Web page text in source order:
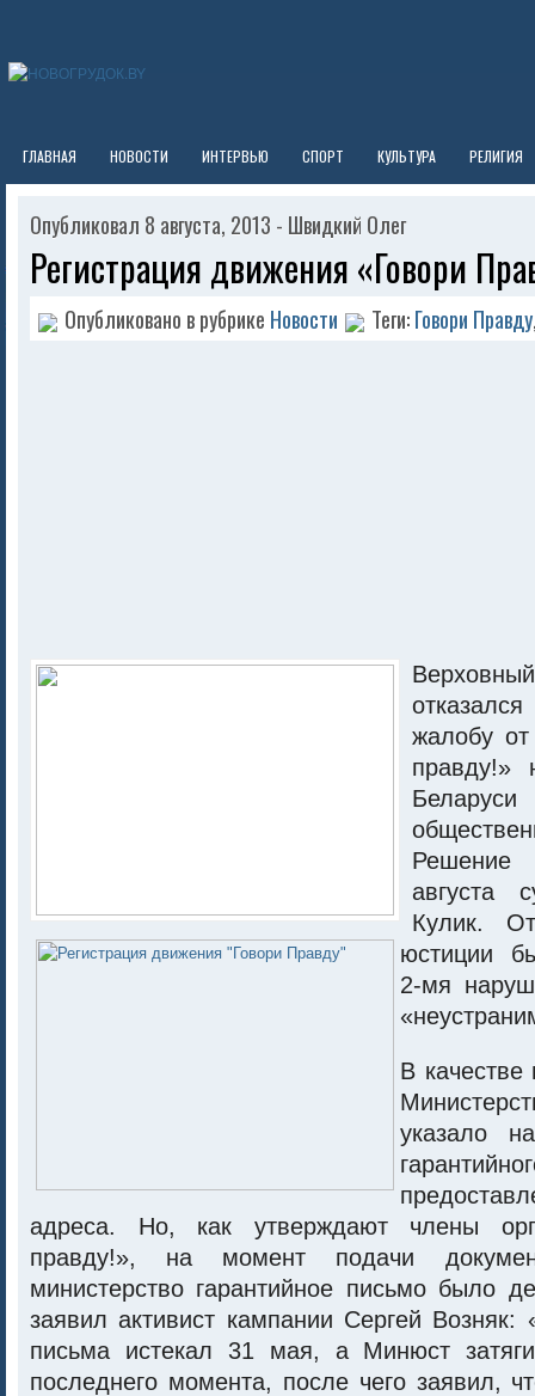
ГЛАВНАЯ НОВОСТИ ИНТЕРВЬЮ СПОРТ КУЛЬТУРА РЕЛИГИЯ
Опубликовал 8 августа, 2013 - Швидкий Олег
Регистрация движения «Говори
Опубликовано в рубрике Новости Теги:Говори Правду
жалобу
правду!»
Решение
августа
Кулик.
юстиции
2-мя
В качестве
указало
адреса. Но, как утверждают члены
правду!», на момент подачи
министерство гарантийное письмо было
заявил активист кампании Сергей Возняк:
письма истекал 31 мая, а Минюст
последнего момента, после чего заявил,